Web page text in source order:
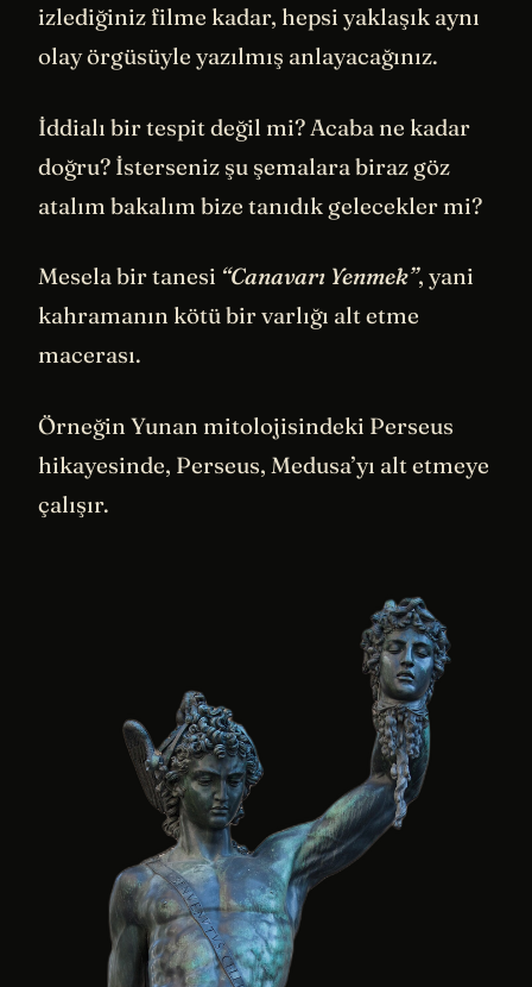
izlediğiniz filme kadar, hepsi yaklaşık aynı
olay örgüsüyle yazılmış anlayacağınız.
İddialı bir tespit değil mi? Acaba ne kadar
doğru? İsterseniz şu şemalara biraz göz
atalım bakalım bize tanıdık gelecekler mi?
Mesela bir tanesi “Canavarı Yenmek”, yani
kahramanın kötü bir varlığı alt etme
macerası.
Örneğin Yunan mitolojisindeki Perseus
hikayesinde, Perseus, Medusa’yı alt etmeye
çalışır.